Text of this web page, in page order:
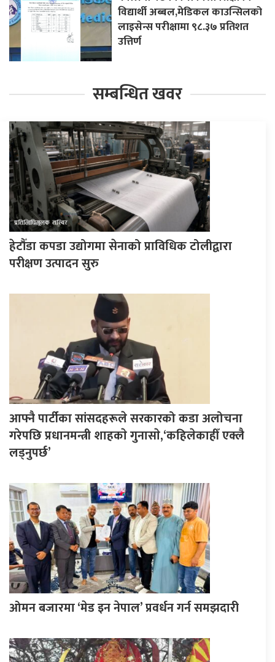
विद्यार्थी अब्बल,मेडिकल काउन्सिलको
लाइसेन्स परीक्षामा ९८.३७ प्रतिशत
उत्तिर्ण
सम्बन्धित खवर
हेटौँडा कपडा उद्योगमा सेनाको प्राविधिक टोलीद्वारा
परीक्षण उत्पादन सुरु
आफ्नै पार्टीका सांसदहरूले सरकारको कडा अलोचना
गरेपछि प्रधानमन्त्री शाहकाे गुनासाे,‘कहिलेकाहीँ एक्लै
लड्नुपर्छ’
ओमन बजारमा ‘मेड इन नेपाल’ प्रवर्धन गर्न समझदारी